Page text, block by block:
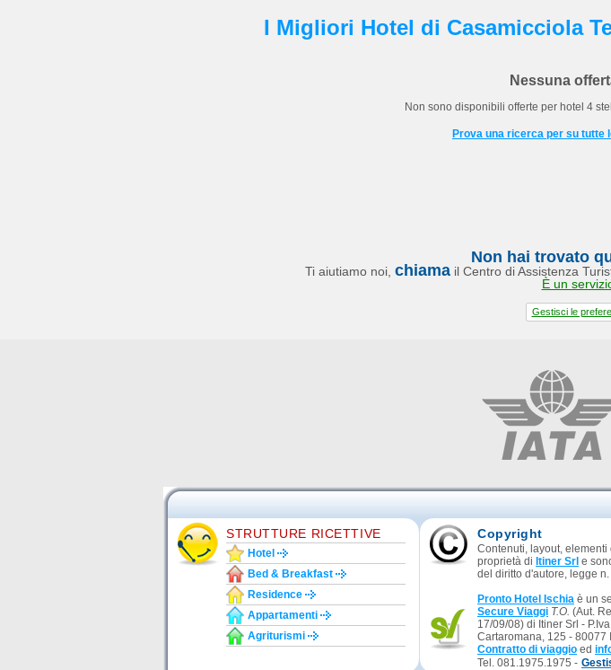
I Migliori Hotel di Casamicciola
Nessuna
Non sono disponibili offerte per hotel 4
Prova una ricerca per su
Non hai trovato
Ti aiutiamo noi, chiamail Centro di Assistenza
È un
Gestisci le
STRUTTURE RICETTIVE
Hotel
Bed & Breakfast
Residence
Appartamenti
Agriturismi
Copyright
Contenuti, layout,
proprietà di Itiner Srl e
del diritto d'autore, legge
Pronto Hotel Ischia è un
Secure Viaggi T.O. (Aut.
17/09/08) di Itiner Srl -
Cartaromana, 125 - 80077
Contratto di viaggio ed
Tel. 081.1975.1975 -